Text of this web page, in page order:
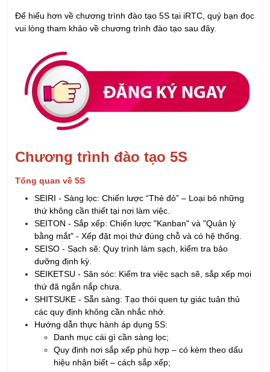
Chương trình đào tạo 5S
SEIRI - Sàng lọc: Chiến lược “Thẻ đỏ” – Loại bỏ những
thứ không cần thiết tại nơi làm việc.
SEITON - Sắp xếp: Chiến lược "Kanban" và "Quản lý
bằng mắt" - Xếp đặt mọi thứ đúng chỗ và có hệ thống.
SEISO - Sạch sẽ: Quy trình làm sạch, kiểm tra bảo
dưỡng định kỳ.
SEIKETSU - Săn sóc: Kiểm tra việc sạch sẽ, sắp xếp mọi
thứ đã ngắn nắp chưa.
SHITSUKE - Sẵn sàng: Tạo thói quen tự giác tuân thủ
các quy định không cần nhắc nhở.
Hướng dẫn thực hành áp dụng 5S:
Danh mục cái gì cần sàng lọc;
Quy định nơi sắp xếp phù hợp – có kèm theo dấu
hiệu nhận biết – cách sắp xếp;
Thực hiện sạch sẽ ở đâu? Nơi nào? Thực hiện trong
thời gian nào? Duy trì và chuẩn hóa 3S đầu tiên.
Đảm bảo sẵn sàng máy – thiết bị – nguyên vật liệu –